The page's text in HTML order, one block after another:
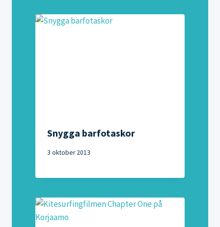
Snygga barfotaskor
3 oktober 2013